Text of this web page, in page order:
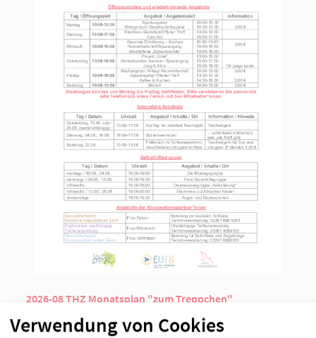
2026-08 THZ Monatsplan "zum Treppchen"
Verwendung von Cookies